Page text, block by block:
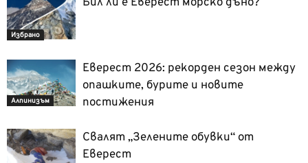
Избрано
Алпинизъм
Еверест 2026: рекорден сезон между
опашките, бурите и новите
постижения
Свалят „Зелените обувки“ от
Еверест